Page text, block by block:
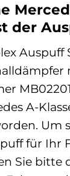
der
Auspuff
A-
Um
für Ihr
Sie bitte